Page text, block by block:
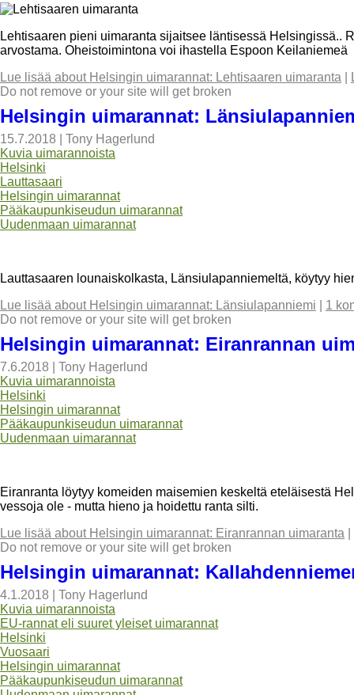
Lehtisaaren pieni uimaranta sijaitsee läntisessä Helsingissä..
arvostama. Oheistoimintona voi ihastella Espoon Keilaniemeä
Lue lisää about Helsingin uimarannat: Lehtisaaren uimaranta
Do not remove or your site will get broken
Helsingin uimarannat:
15.7.2018
Tony Hagerlund
Kuvia uimarannoista
Helsinki
Lauttasaari
Helsingin uimarannat
Pääkaupunkiseudun uimarannat
Uudenmaan uimarannat
Lauttasaaren lounaiskolkasta, Länsiulapanniemeltä, köytyy
Lue lisää about Helsingin uimarannat: Länsiulapanniemi
1
Do not remove or your site will get broken
Helsingin uimarannat: Eiranrannan
7.6.2018
Tony Hagerlund
Kuvia uimarannoista
Helsinki
Helsingin uimarannat
Pääkaupunkiseudun uimarannat
Uudenmaan uimarannat
Eiranranta löytyy komeiden maisemien keskeltä eteläisestä
vessoja ole - mutta hieno ja hoidettu ranta silti.
Lue lisää about Helsingin uimarannat: Eiranrannan uimaranta
Do not remove or your site will get broken
Helsingin uimarannat:
4.1.2018
Tony Hagerlund
Kuvia uimarannoista
EU-rannat eli suuret yleiset uimarannat
Helsinki
Vuosaari
Helsingin uimarannat
Pääkaupunkiseudun uimarannat